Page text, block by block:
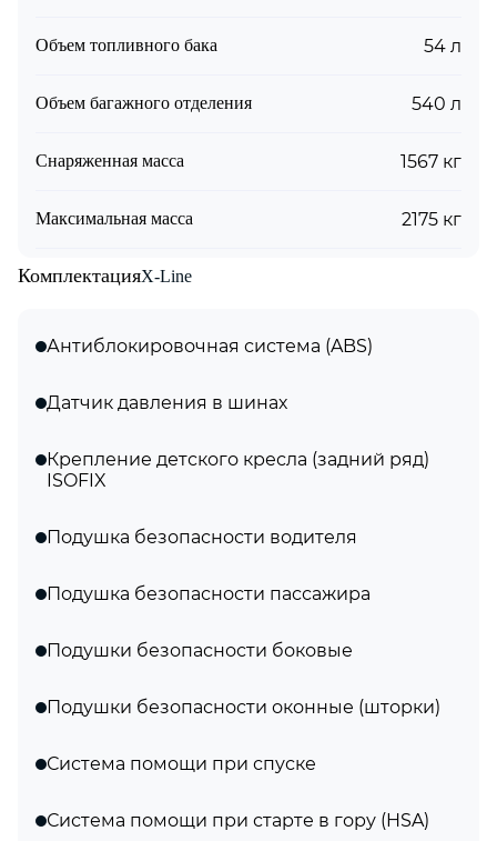
Объем топливного бака 54 л
Объем багажного отделения 540 л
Снаряженная масса 1567 кг
Максимальная масса 2175 кг
КомплектацияX-Line
Антиблокировочная система (ABS)
Датчик давления в шинах
Крепление детского кресла (задний ряд)
ISOFIX
Подушка безопасности водителя
Подушка безопасности пассажира
Подушки безопасности боковые
Подушки безопасности оконные (шторки)
Система помощи при спуске
Система помощи при старте в гору (HSA)